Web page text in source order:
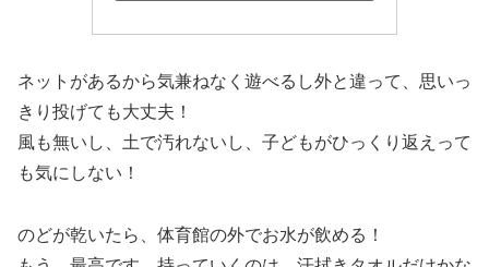
ネットがあるから気兼ねなく遊べるし外と違って、思いっ
きり投げても大丈夫！
風も無いし、土で汚れないし、子どもがひっくり返えって
も気にしない！
のどが乾いたら、体育館の外でお水が飲める！